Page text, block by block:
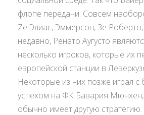
флопе передачи. Совсем
Ze Элиас, Эммерсон, Зе
недавно, Ренато Аугусто
несколько игроков, которые их
европейской станции в
Некоторые из них позже играл
успехом на ФК Бавария Мюнхен,
обычно имеет другую